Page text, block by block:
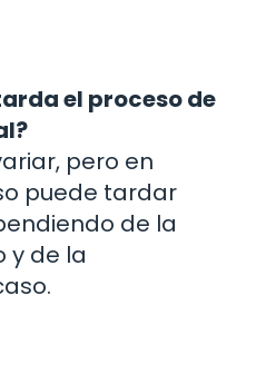
el proceso de
pero en
puede tardar
de la
y de la